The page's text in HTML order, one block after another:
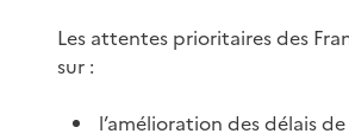
Les attentes prioritaires des
sur :
l’amélioration des délais